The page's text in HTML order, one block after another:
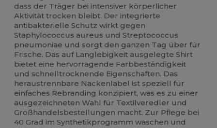
dass der Träger bei intensiver körperlicher
Aktivität trocken bleibt. Der integrierte
antibakterielle Schutz wirkt gegen
Staphylococcus aureus und Streptococcus
pneumoniae und sorgt den ganzen Tag über für
Frische. Das auf Langlebigkeit ausgelegte Shirt
bietet eine hervorragende Farbbeständigkeit
und schnelltrocknende Eigenschaften. Das
heraustrennbare Nackenlabel ist speziell für
einfaches Rebranding konzipiert, was es zu einer
ausgezeichneten Wahl für Textilveredler und
Großhandelsbestellungen macht. Zur Pflege bei
40 Grad im Synthetikprogramm waschen und